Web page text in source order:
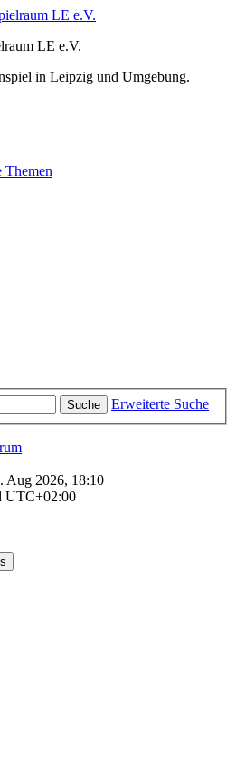
LE e.V.
in Leipzig und Umgebung.
Themen
Suche Erweiterte Suche
Aug 2026, 18:10
UTC+02:00